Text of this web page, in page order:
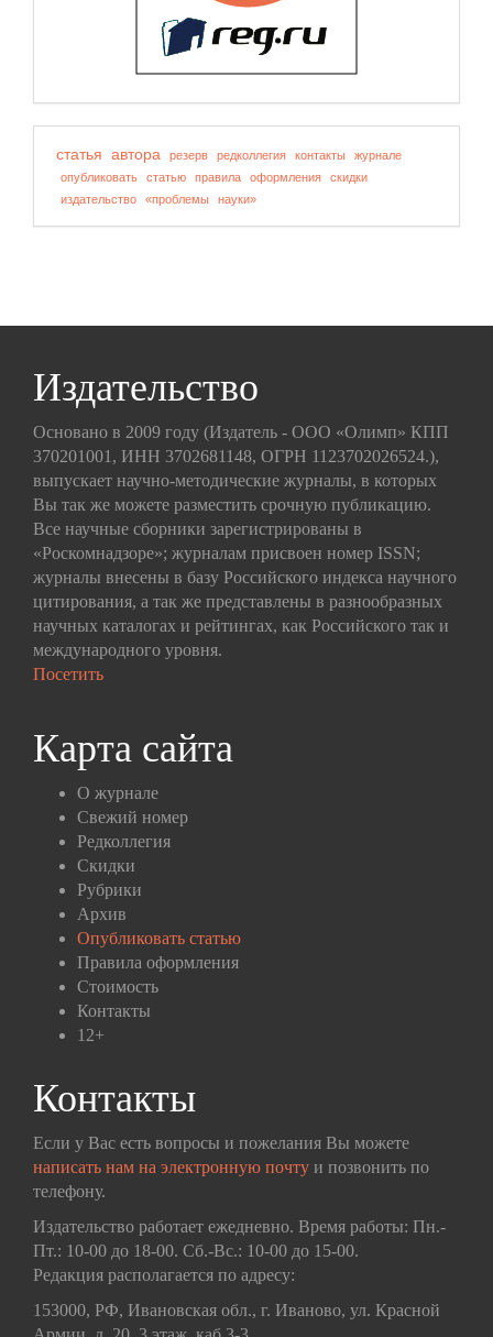
статья автора резерв редколлегия контакты
журнале
опубликовать
статью правила оформления
скидки
издательство
«проблемы науки»
Издательство
Основано в 2009 году (Издатель - ООО «Олимп» КПП
370201001, ИНН 3702681148, ОГРН 1123702026524.),
выпускает научно-методические журналы, в которых
Вы так же можете разместить срочную публикацию.
Все научные сборники зарегистрированы в
«Роскомнадзоре»; журналам присвоен номер ISSN;
журналы внесены в базу Российского индекса научного
цитирования, а так же представлены в разнообразных
научных каталогах и рейтингах, как Российского так и
международного уровня.
Посетить
Карта сайта
О журнале
Свежий номер
Редколлегия
Скидки
Рубрики
Архив
Опубликовать статью
Правила оформления
Стоимость
Контакты
12+
Контакты
Если у Вас есть вопросы и пожелания Вы можете
написать нам на электронную почту и позвонить по
телефону.
Издательство работает ежедневно. Время работы: Пн.-
Пт.: 10-00 до 18-00. Сб.-Вс.: 10-00 до 15-00.
Редакция располагается по адресу:
153000, РФ, Ивановская обл., г. Иваново, ул. Красной